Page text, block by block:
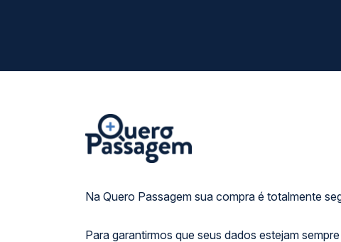
Na Quero Passagem sua compra é totalmente
Para garantirmos que seus dados estejam sempre